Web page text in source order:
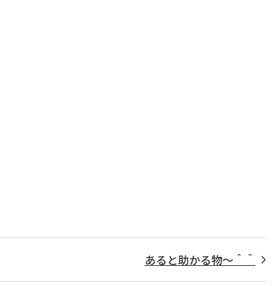
あると助かる物～＾＾